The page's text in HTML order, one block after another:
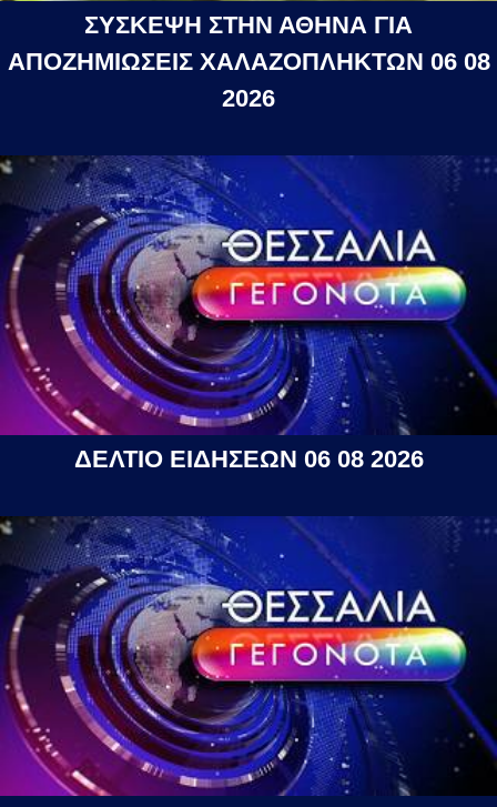
ΣΥΣΚΕΨΗ ΣΤΗΝ ΑΘΗΝΑ ΓΙΑ
ΑΠΟΖΗΜΙΩΣΕΙΣ ΧΑΛΑΖΟΠΛΗΚΤΩΝ 06 08
2026
ΔΕΛΤΙΟ ΕΙΔΗΣΕΩΝ 06 08 2026